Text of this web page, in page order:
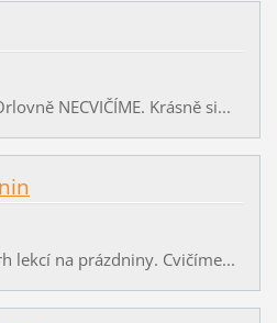
NECVIČÍME. Krásně si...
lekcí na prázdniny. Cvičíme...